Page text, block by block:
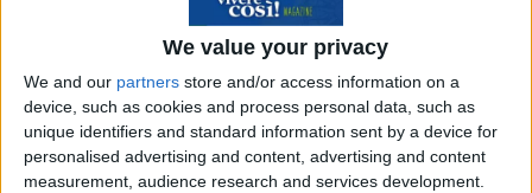
We value your privacy
We and our partners store and/or access information on a
device, such as cookies and process personal data, such as
unique identifiers and standard information sent by a device for
personalised advertising and content, advertising and content
measurement, audience research and services development.
Di come la Rete abbia permesso di lanciare
attività partendo anche con una base economica
ridotta, che un tempo non sarebbe bastata.
Ecco, a fianco a questa realtà di nuova
imprenditorialità online ne sta crescendo un’altra: